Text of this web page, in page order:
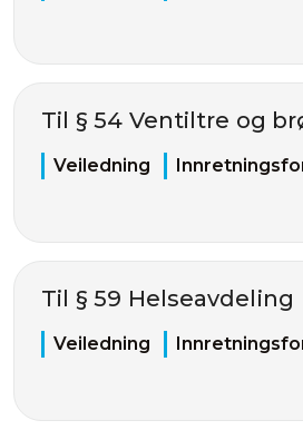
Til § 54 Ventiltre og
Veiledning
Til § 59 Helseavdeling
Veiledning